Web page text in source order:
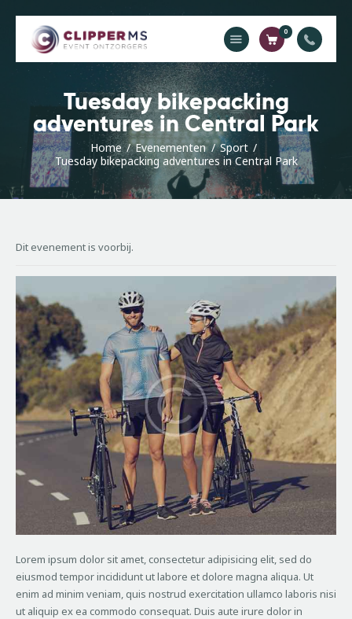
0
Tuesday bikepacking
adventures in Central Park
Home Evenementen
Sport
Tuesday bikepacking adventures in Central Park
Home
Catalogus
Offerte
Contact
Dit evenement is voorbij.
Lorem ipsum dolor sit amet, consectetur adipisicing elit, sed do
eiusmod tempor incididunt ut labore et dolore magna aliqua. Ut
enim ad minim veniam, quis nostrud exercitation ullamco laboris nisi
ut aliquip ex ea commodo consequat. Duis aute irure dolor in